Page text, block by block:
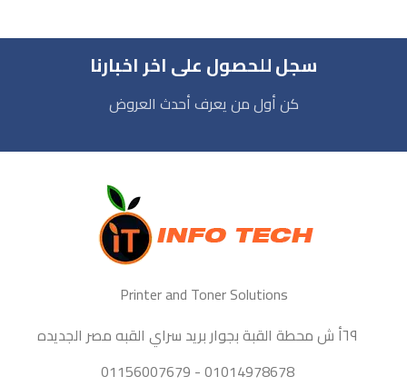
سجل للحصول على اخر اخبارنا
كن أول من يعرف أحدث العروض
Printer and Toner Solutions
٦٩أ ش محطة القبة بجوار بريد سراي القبه مصر الجديده
01014978678 - 01156007679